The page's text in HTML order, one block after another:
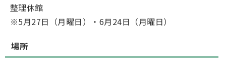
整理休館
※5月27日（月曜日）・6月24日（月曜日）
場所